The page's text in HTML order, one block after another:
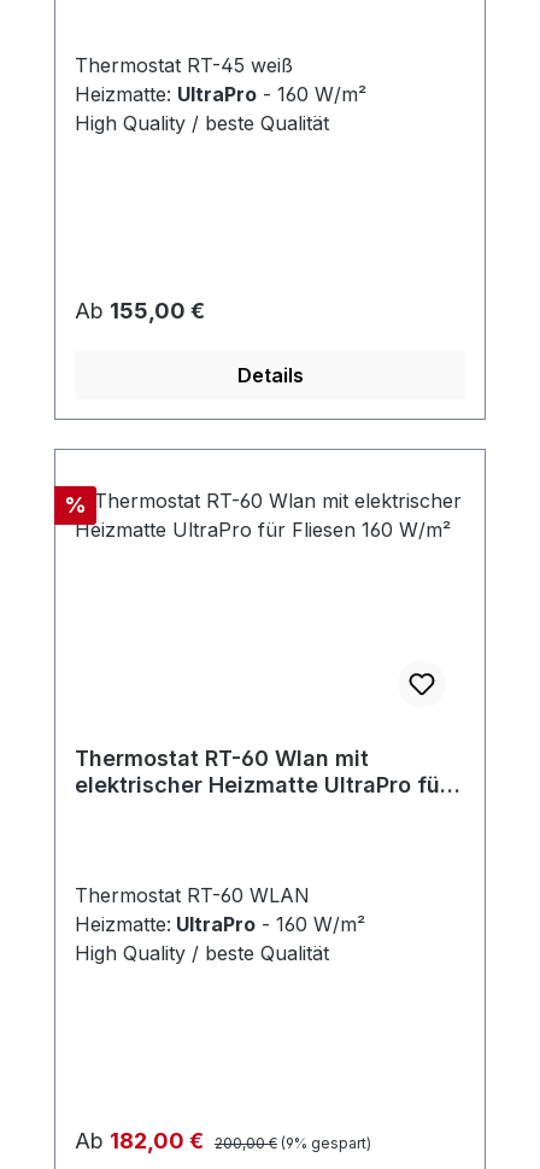
Thermostat RT-45 weiß
Heizmatte: UltraPro - 160 W/m²
High Quality / beste Qualität
Regulärer Preis:
Ab 155,00 €
Details
Rabatt
%
Thermostat RT-60 Wlan mit
elektrischer Heizmatte UltraPro für
Thermostat RT-60 WLAN
Heizmatte: UltraPro - 160 W/m²
High Quality / beste Qualität
Verkaufspreis:
Ab 182,00 € Regulärer Preis:
200,00 € (9% gespart)